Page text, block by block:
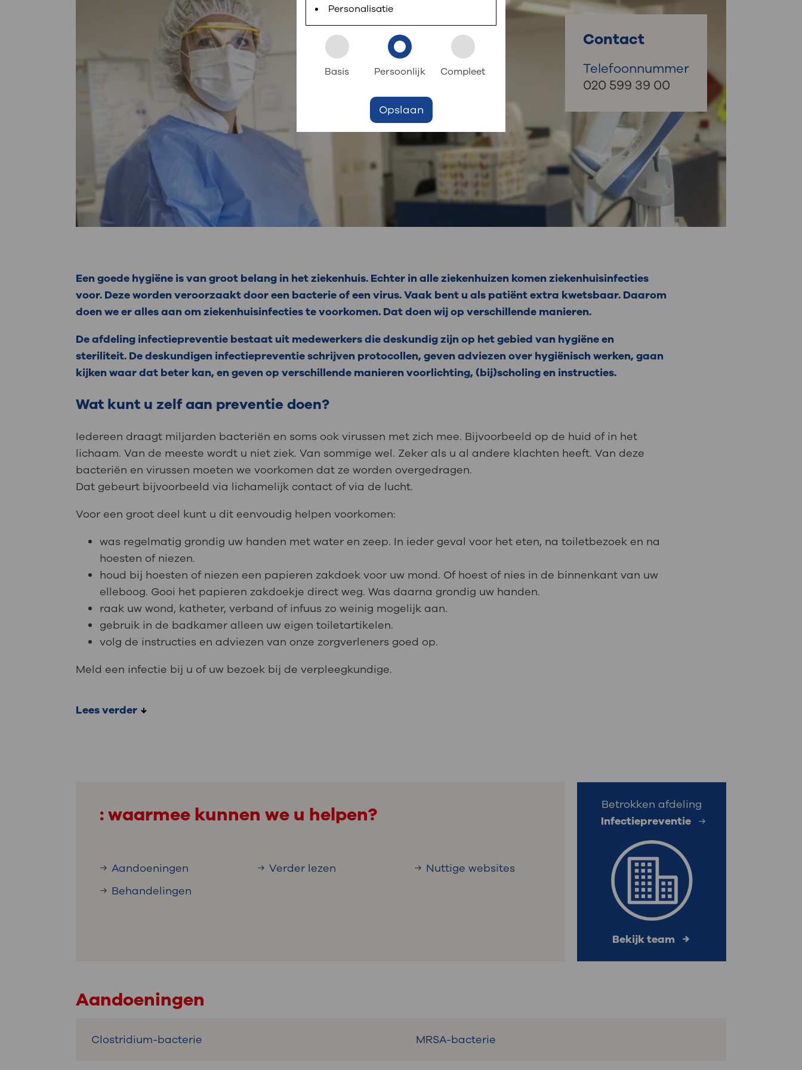
Uw bezoek aan OLVG
Uw verblijf in OLVG
Werken bij OLVG
Contact
steeds verder uit, zodat u zelf meer digitaal kunt regelen. Met MijnOLVG kunnen
we u sneller helpen.
Direct naar MijnOLVG Lees meer
Contact
Telefoonnummer
020 599 39 00
Een goede hygiëne is van groot belang in het ziekenhuis. Echter in alle ziekenhuizen komen ziekenhuisinfecties
voor. Deze worden veroorzaakt door een bacterie of een virus. Vaak bent u als patiënt extra kwetsbaar. Daarom
doen we er alles aan om ziekenhuisinfecties te voorkomen. Dat doen wij op verschillende manieren.
De afdeling infectiepreventie bestaat uit medewerkers die deskundig zijn op het gebied van hygiëne en
steriliteit. De deskundigen infectiepreventie schrijven protocollen, geven adviezen over hygiënisch werken, gaan
kijken waar dat beter kan, en geven op verschillende manieren voorlichting, (bij)scholing en instructies.
Wat kunt u zelf aan preventie doen?
Iedereen draagt miljarden bacteriën en soms ook virussen met zich mee. Bijvoorbeeld op de huid of in het
lichaam. Van de meeste wordt u niet ziek. Van sommige wel. Zeker als u al andere klachten heeft. Van deze
bacteriën en virussen moeten we voorkomen dat ze worden overgedragen.
Dat gebeurt bijvoorbeeld via lichamelijk contact of via de lucht.
Voor een groot deel kunt u dit eenvoudig helpen voorkomen:
was regelmatig grondig uw handen met water en zeep. In ieder geval voor het eten, na toiletbezoek en na
hoesten of niezen.
houd bij hoesten of niezen een papieren zakdoek voor uw mond. Of hoest of nies in de binnenkant van uw
elleboog. Gooi het papieren zakdoekje direct weg. Was daarna grondig uw handen.
raak uw wond, katheter, verband of infuus zo weinig mogelijk aan.
gebruik in de badkamer alleen uw eigen toiletartikelen.
volg de instructies en adviezen van onze zorgverleners goed op.
Meld een infectie bij u of uw bezoek bij de verpleegkundige.
Lees verder
: waarmee kunnen we u helpen?
Aandoeningen
Behandelingen
Verder lezen Nuttige websites
Betrokken afdeling
Infectiepreventie
Bekijk team
Aandoeningen
Clostridium-bacterie MRSA-bacterie
Personalisatie
Basis Persoonlijk Compleet
Opslaan